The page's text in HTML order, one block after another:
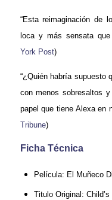
“Esta reimaginación de
loca y más sensata
York Post)
“¿Quién habría supuesto
con menos sobresaltos
papel que tiene Alexa en
Tribune)
Ficha Técnica
Película: El Muñeco
Titulo Original: Child’s